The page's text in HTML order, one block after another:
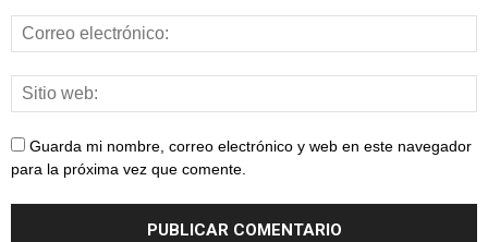
Guarda mi nombre, correo electrónico y web en este navegador
para la próxima vez que comente.